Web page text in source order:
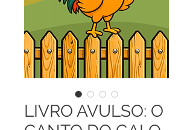
LIVRO AVULSO: O